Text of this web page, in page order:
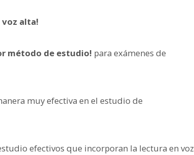
voz alta!
método de estudio! para exámenes de
muy efectiva en el estudio de
efectivos que incorporan la lectura en voz